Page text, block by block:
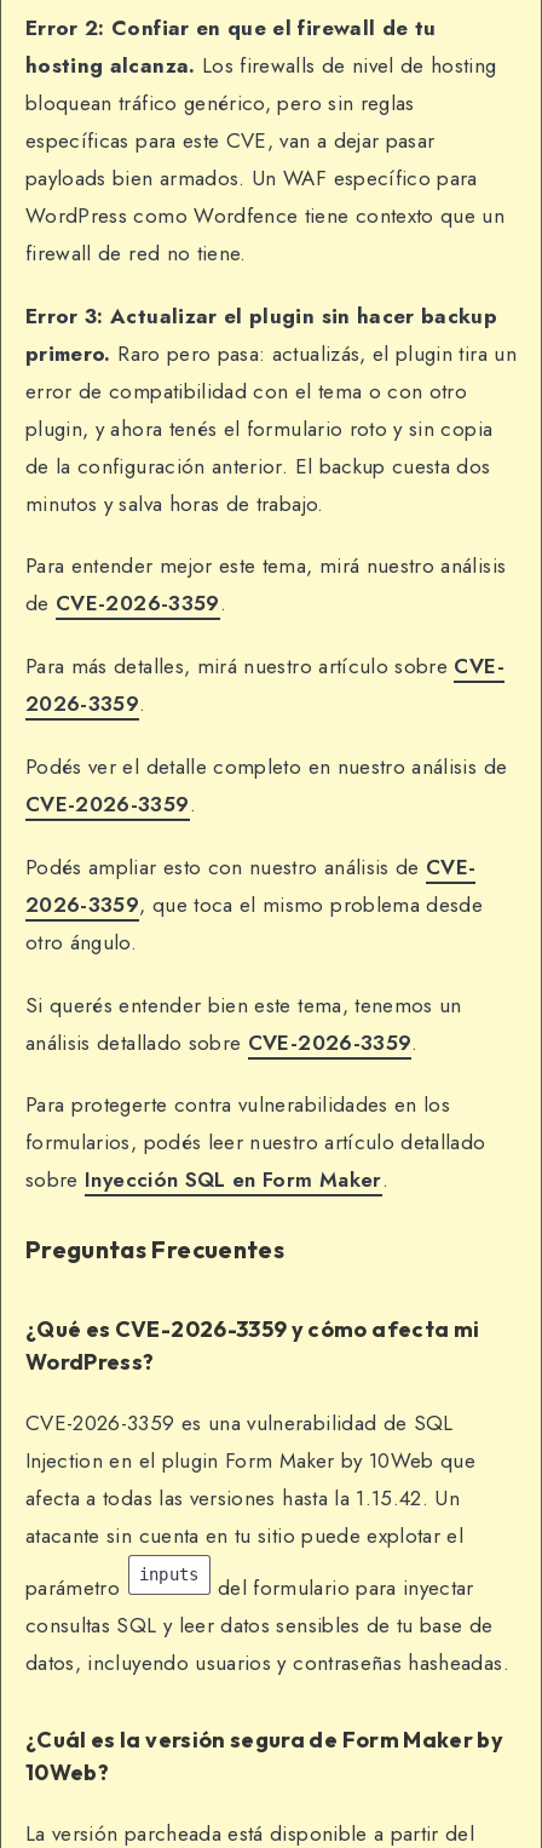
Error 2: Confiar en que el firewall de tu
hosting alcanza. Los firewalls de nivel de hosting
bloquean tráfico genérico, pero sin reglas
específicas para este CVE, van a dejar pasar
payloads bien armados. Un WAF específico para
WordPress como Wordfence tiene contexto que un
firewall de red no tiene.
Error 3: Actualizar el plugin sin hacer backup
primero. Raro pero pasa: actualizás, el plugin tira un
error de compatibilidad con el tema o con otro
plugin, y ahora tenés el formulario roto y sin copia
de la configuración anterior. El backup cuesta dos
minutos y salva horas de trabajo.
Para entender mejor este tema, mirá nuestro análisis
de CVE-2026-3359.
Para más detalles, mirá nuestro artículo sobre CVE-
2026-3359.
Podés ver el detalle completo en nuestro análisis de
CVE-2026-3359.
Podés ampliar esto con nuestro análisis de CVE-
2026-3359, que toca el mismo problema desde
otro ángulo.
Si querés entender bien este tema, tenemos un
análisis detallado sobre CVE-2026-3359.
Para protegerte contra vulnerabilidades en los
formularios, podés leer nuestro artículo detallado
sobre Inyección SQL en Form Maker.
Preguntas Frecuentes
¿Qué es CVE-2026-3359 y cómo afecta mi
WordPress?
CVE-2026-3359 es una vulnerabilidad de SQL
Injection en el plugin Form Maker by 10Web que
afecta a todas las versiones hasta la 1.15.42. Un
atacante sin cuenta en tu sitio puede explotar el
parámetro
inputs
del formulario para inyectar
consultas SQL y leer datos sensibles de tu base de
datos, incluyendo usuarios y contraseñas hasheadas.
¿Cuál es la versión segura de Form Maker by
10Web?
La versión parcheada está disponible a partir del